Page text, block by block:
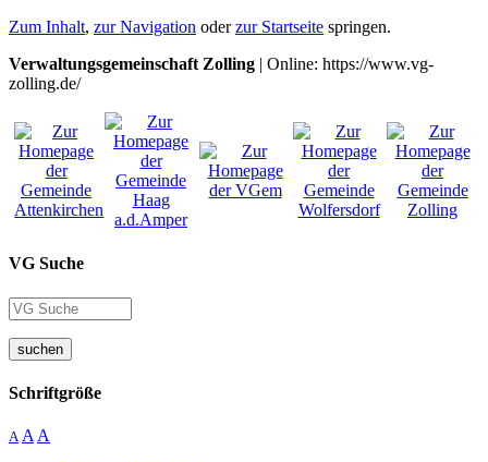
Zum Inhalt, zur Navigation oderzur Startseite springen.
Verwaltungsgemeinschaft Zolling | Online: https://www.vg-
zolling.de/
VG Suche
suchen
Schriftgröße
A A A